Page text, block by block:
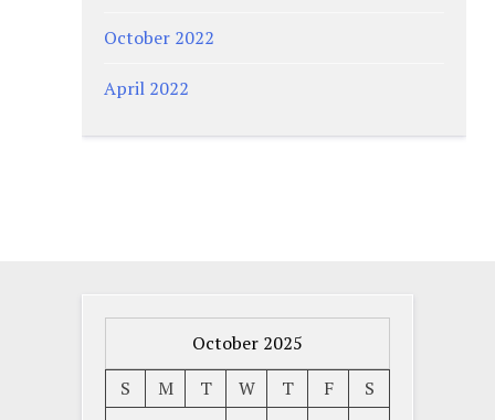
October 2022
April 2022
October 2025
S
M T W T F
S